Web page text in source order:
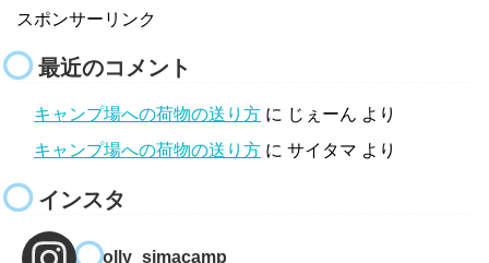
スポンサーリンク
最近のコメント
キャンプ場への荷物の送り方 に じぇーん より
キャンプ場への荷物の送り方 に サイタマ より
インスタ
molly_simacamp